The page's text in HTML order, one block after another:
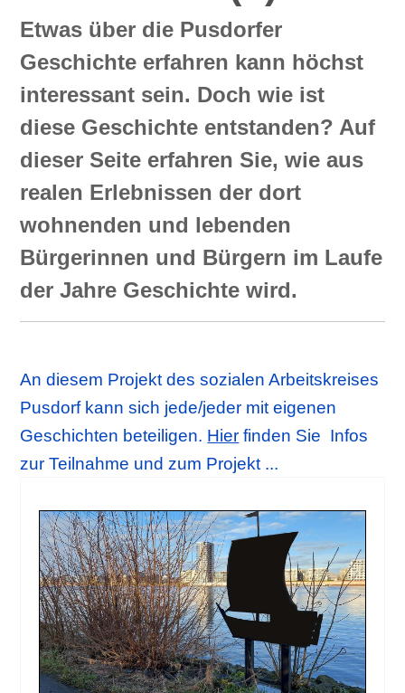
Etwas über die Pusdorfer
Geschichte erfahren kann höchst
interessant sein. Doch wie ist
diese Geschichte entstanden? Auf
dieser Seite erfahren Sie, wie aus
realen Erlebnissen der dort
wohnenden und lebenden
Bürgerinnen und Bürgern im Laufe
der Jahre Geschichte wird.
An diesem Projekt des sozialen Arbeitskreises
Pusdorf kann sich jede/jeder mit eigenen
Geschichten beteiligen. Hier finden Sie Infos
zur Teilnahme und zum Projekt ...